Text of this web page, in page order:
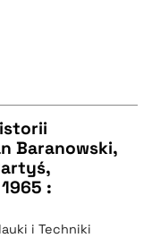
Baranowski,
:
i Techniki